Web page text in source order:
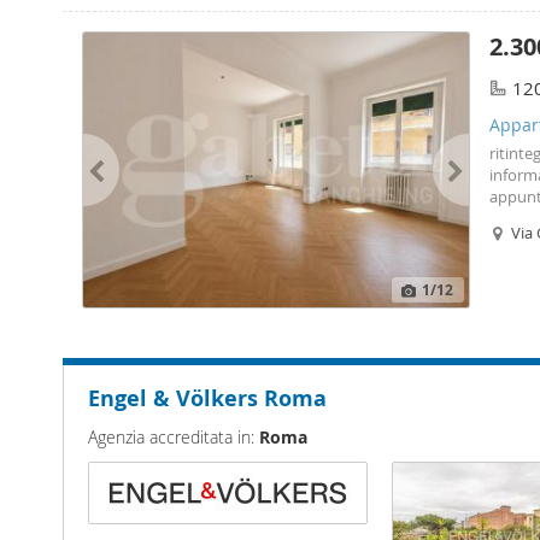
1/12
dalleVia
Engel & Völkers Roma
Agenzia accreditata in: Roma